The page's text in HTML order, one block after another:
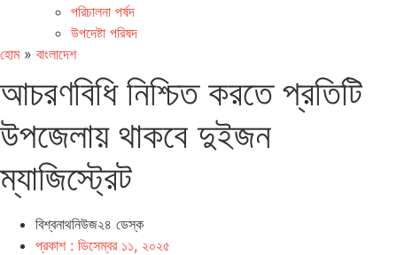
পরিচালনা পর্ষদ
উপদেষ্টা পরিষদ
হোম» বাংলাদেশ
আচরণবিধি নিশ্চিত করতে প্রতিটি
উপজেলায় থাকবে দুইজন
ম্যাজিস্ট্রেট
বিশ্বনাথনিউজ২৪ ডেস্ক
প্রকাশ : ডিসেম্বর ১১, ২০২৫